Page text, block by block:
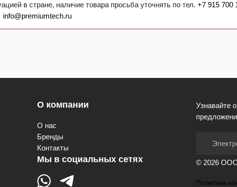
в стране, наличие товара просьба уточнять по тел. +7 915 700
info@premiumtech.ru
О компании
О нас
Бренды
Контакты
Мы в социальных сетях
Узнавайте
© 2026
Политика